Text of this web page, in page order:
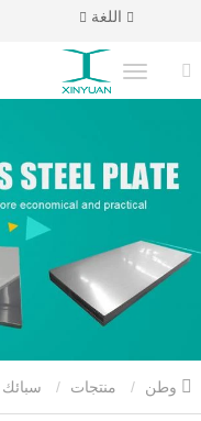
اللغة
منتجات سبائك